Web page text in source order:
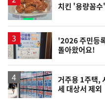
치킨 '용량꼼
'2026 주민등
돌아왔어요!
거주용 1주택,
세 대상서 제외